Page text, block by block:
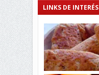
LINKS DE INTERÉS